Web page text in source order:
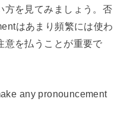
方を見てみましょう。否
はあまり頻繁には使わ
意を払うことが重要で
any pronouncement